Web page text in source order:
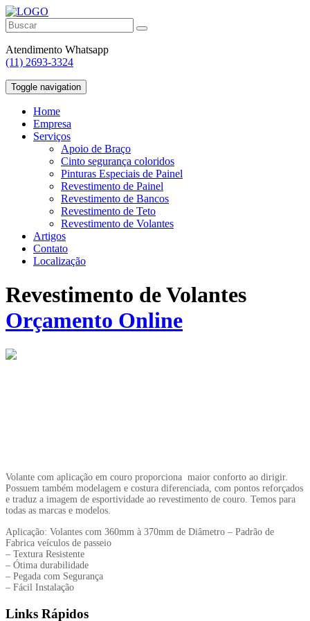
Atendimento Whatsapp
(11) 2693-3324
Toggle navigation
Home
Empresa
Serviços
Apoio de Braço
Cinto segurança coloridos
Pinturas Especiais de Painel
Revestimento de Painel
Revestimento de Bancos
Revestimento de Teto
Revestimento de Volantes
Artigos
Contato
Localização
Revestimento de Volantes
Orçamento Online
Volante com aplicação em couro proporciona maior conforto ao dirigir.
Possuem também modelagem e costura diferenciada, com pontos reforçados
e traduz a imagem de esportividade ao revestimento de couro. Temos para
todas as marcas e modelos.
Aplicação: Volantes com 360mm à 370mm de Diâmetro – Padrão de
Fabrica veículos de passeio
– Textura Resistente
– Ótima durabilidade
– Pegada com Segurança
– Fácil Instalação
Links Rápidos